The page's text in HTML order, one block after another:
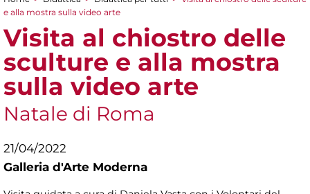
Tu sei qui
e alla mostra sulla video arte
Visita al chiostro delle
sculture e alla mostra
sulla video arte
Natale di Roma
21/04/2022
Galleria d'Arte Moderna